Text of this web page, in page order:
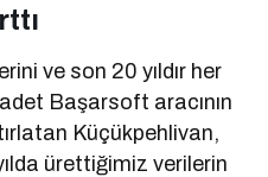
ve son 20 yıldır her
Başarsoft aracının
Küçükpehlivan,
ürettiğimiz verilerin